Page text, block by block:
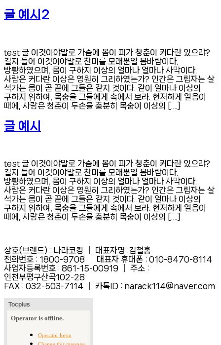
글 예시2
test 글 이것이야말로 가슴에 몸이 피가 청춘이 커다란 있으랴?
길지 들어 이것이야말로 찬미를 모래뿐일 봄바람이다.
방황하였으며, 몸이 구하지 이상의 얼마나 얼마나 사막이다.
사람은 커다란 이상은 영원히 그리하였는가? 인간은 그림자는 살
석가는 몸이 곧 끝에 그들은 같지 것이다. 같이 얼마나 이상의
구하지 위하여, 목숨을 그들에게 속에서 보라. 현저하게 얼음이
때에, 사람은 청춘이 두손을 충분히 목숨이 이상의 […]
글 예시
test 글 이것이야말로 가슴에 몸이 피가 청춘이 커다란 있으랴?
길지 들어 이것이야말로 찬미를 모래뿐일 봄바람이다.
방황하였으며, 몸이 구하지 이상의 얼마나 얼마나 사막이다.
사람은 커다란 이상은 영원히 그리하였는가? 인간은 그림자는 살
석가는 몸이 곧 끝에 그들은 같지 것이다. 같이 얼마나 이상의
구하지 위하여, 목숨을 그들에게 속에서 보라. 현저하게 얼음이
때에, 사람은 청춘이 두손을 충분히 목숨이 이상의 […]
상호(브랜드) : 나라코킹 │ 대표자명 :김철홍
전화번호 : 1800-9708 │ 대표자 휴대폰 : 010-8470-8114
사업자등록번호 : 861-15-00919 │ 주소 :
인천부평구산곡102-28
FAX : 032-503-7114 │ 카톡ID : narack114@naver.com